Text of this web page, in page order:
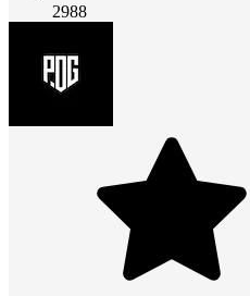
2988